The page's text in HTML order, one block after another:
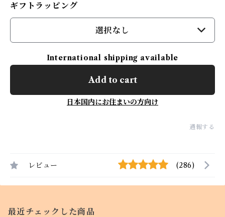
ギフトラッピング
選択なし
International shipping available
Add to cart
日本国内にお住まいの方向け
通報する
レビュー (286)
最近チェックした商品